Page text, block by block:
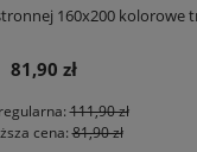
160x200 kolorowe
81,90 zł
111,90 zł
cena:81,90 zł